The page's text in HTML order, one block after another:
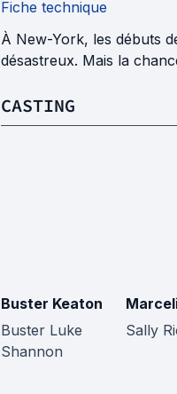
Fiche technique
À New-York, les débuts
désastreux. Mais la
CASTING
Buster Keaton
Buster Luke
Shannon
Sally